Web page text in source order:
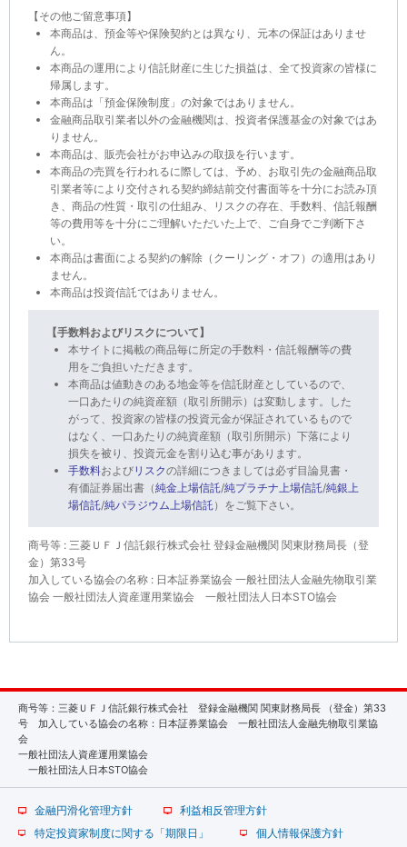
【その他ご留意事項】
本商品は、預金等や保険契約とは異なり、元本の保証はありませ
ん。
本商品の運用により信託財産に生じた損益は、全て投資家の皆様に
帰属します。
本商品は「預金保険制度」の対象ではありません。
金融商品取引業者以外の金融機関は、投資者保護基金の対象ではあ
りません。
本商品は、販売会社がお申込みの取扱を行います。
本商品の売買を行われるに際しては、予め、お取引先の金融商品取
引業者等により交付される契約締結前交付書面等を十分にお読み頂
き、商品の性質・取引の仕組み、リスクの存在、手数料、信託報酬
等の費用等を十分にご理解いただいた上で、ご自身でご判断下さ
い。
本商品は書面による契約の解除（クーリング・オフ）の適用はあり
ません。
本商品は投資信託ではありません。
【手数料およびリスクについて】
本サイトに掲載の商品毎に所定の手数料・信託報酬等の費
用をご負担いただきます。
本商品は値動きのある地金等を信託財産としているので、
一口あたりの純資産額（取引所開示）は変動します。した
がって、投資家の皆様の投資元金が保証されているもので
はなく、一口あたりの純資産額（取引所開示）下落により
損失を被り、投資元金を割り込む事があります。
手数料およびリスクの詳細につきましては必ず目論見書・
有価証券届出書（純金上場信託/純プラチナ上場信託/純銀上
場信託/純パラジウム上場信託 ）をご覧下さい。
商号等 : 三菱ＵＦＪ信託銀行株式会社 登録金融機関 関東財務局長（登
金）第33号
加入している協会の名称 : 日本証券業協会 一般社団法人金融先物取引業
協会 一般社団法人資産運用業協会 一般社団法人日本STO協会
商号等：三菱ＵＦＪ信託銀行株式会社 登録金融機関 関東財務局長 （登金）第33
号 加入している協会の名称：日本証券業協会 一般社団法人金融先物取引業協
会
一般社団法人資産運用業協会
一般社団法人日本STO協会
金融円滑化管理方針
利益相反管理方針
特定投資家制度に関する「期限日」
個人情報保護方針